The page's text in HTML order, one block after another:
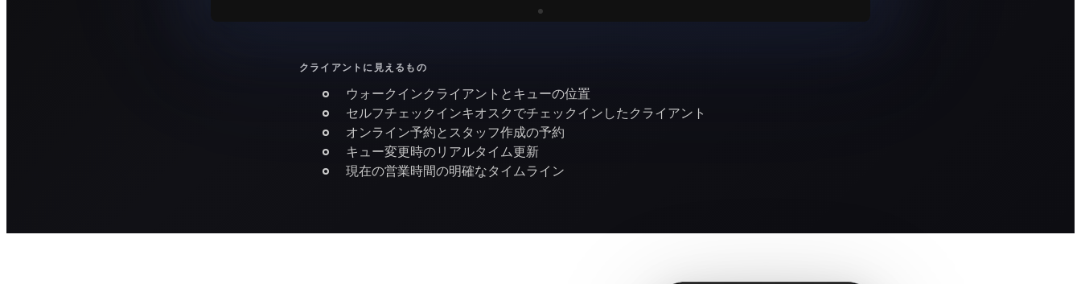
クライアントに見えるもの
ウォークインクライアントとキューの位置
セルフチェックインキオスクでチェックインしたクライアント
オンライン予約とスタッフ作成の予約
キュー変更時のリアルタイム更新
現在の営業時間の明確なタイムライン